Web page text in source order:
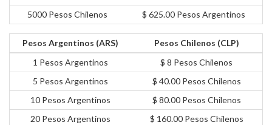
5000 Pesos Chilenos
$ 625.00 Pesos Argentinos
Pesos Argentinos (ARS)
Pesos Chilenos (CLP)
1 Pesos Argentinos
$ 8 Pesos Chilenos
5 Pesos Argentinos
$ 40.00 Pesos Chilenos
10 Pesos Argentinos
$ 80.00 Pesos Chilenos
20 Pesos Argentinos
$ 160.00 Pesos Chilenos